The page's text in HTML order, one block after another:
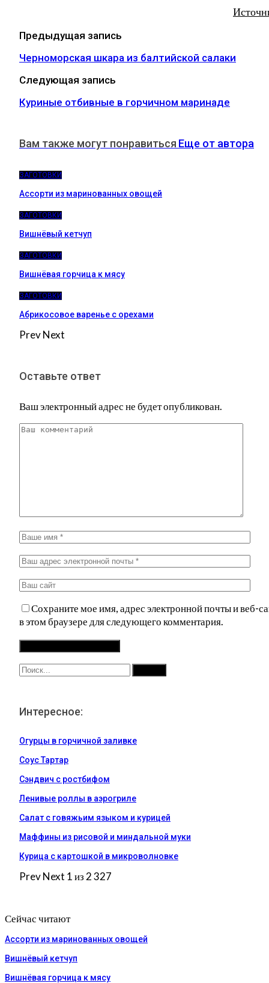
Предыдущая запись
Черноморская шкара из балтийской салаки
Следующая запись
Куриные отбивные в горчичном маринаде
Вам также могут понравиться Еще от автора
ЗАГОТОВКИ
Ассорти из маринованных овощей
ЗАГОТОВКИ
Вишнёвый кетчуп
ЗАГОТОВКИ
Вишнёвая горчица к мясу
ЗАГОТОВКИ
Абрикосовое варенье с орехами
PrevNext
Оставьте ответ
Ваш электронный адрес не будет опубликован.
Сохраните мое имя, адрес электронной почты и веб-
в этом браузере для следующего комментария.
Интересное:
Огурцы в горчичной заливке
Соус Тартар
Сэндвич с ростбифом
Ленивые роллы в аэрогриле
Салат с говяжьим языком и курицей
Маффины из рисовой и миндальной муки
Курица с картошкой в микроволновке
PrevNext 1 из 2 327
Сейчас читают
Ассорти из маринованных овощей
Вишнёвый кетчуп
Вишнёвая горчица к мясу